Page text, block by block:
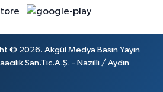
© 2026. Akgül Medya Basın Yayın
San.Tic.A.Ş. - Nazilli / Aydın